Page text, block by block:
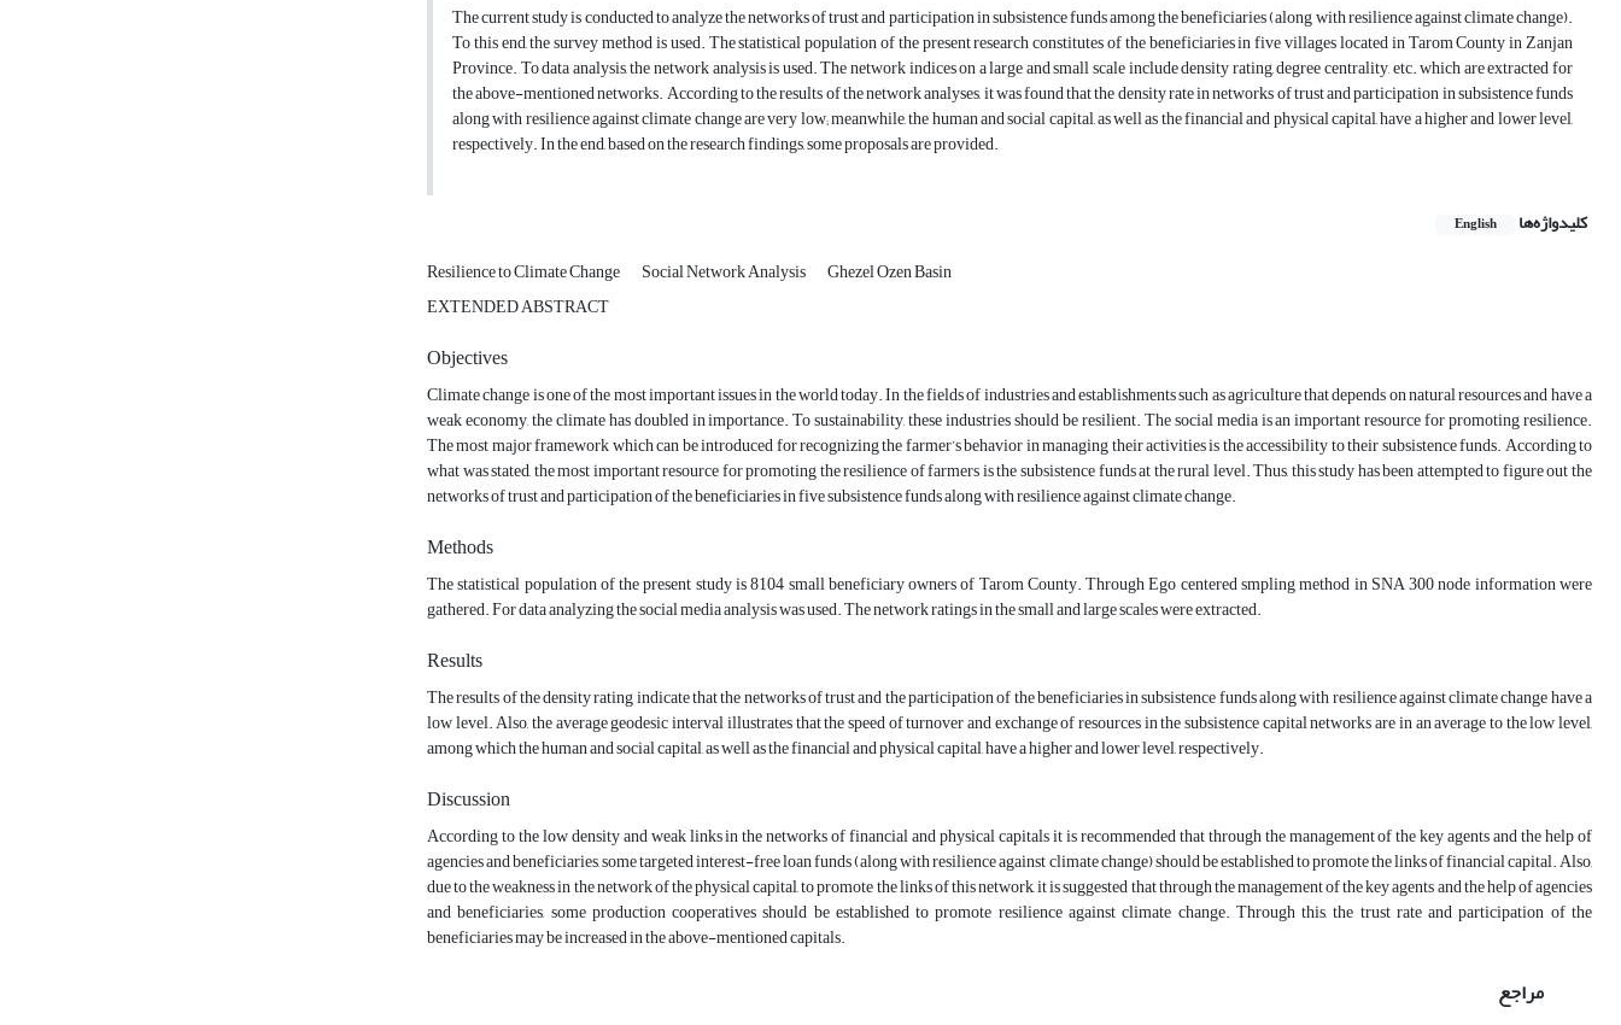
The current study is conducted to analyze the networks of trust and participation in subsistence funds among the beneficiaries (along with resilience against climate change).
To this end, the survey method is used. The statistical population of the present research constitutes of the beneficiaries in five villages located in Tarom County in Zanjan
Province. To data analysis, the network analysis is used. The network indices on a large and small scale include density rating, degree centrality, etc. which are extracted for
the above-mentioned networks. According to the results of the network analyses, it was found that the density rate in networks of trust and participation in subsistence funds
along with resilience against climate change are very low; meanwhile, the human and social capital, as well as the financial and physical capital, have a higher and lower level,
respectively. In the end, based on the research findings, some proposals are provided.
کلیدواژه‌ها English
Resilience to Climate Change Social Network Analysis
Ghezel Ozen Basin
EXTENDED ABSTRACT
Objectives
Climate change is one of the most important issues in the world today. In the fields of industries and establishments such as agriculture that depends on natural resources and have a
weak economy, the climate has doubled in importance. To sustainability, these industries should be resilient. The social media is an important resource for promoting resilience.
The most major framework which can be introduced for recognizing the farmer’s behavior in managing their activities is the accessibility to their subsistence funds. According to
what was stated, the most important resource for promoting the resilience of farmers is the subsistence funds at the rural level. Thus, this study has been attempted to figure out the
networks of trust and participation of the beneficiaries in five subsistence funds along with resilience against climate change.
Methods
The statistical population of the present study is 8104 small beneficiary owners of Tarom County. Through Ego centered smpling method in SNA 300 node information were
gathered. For data analyzing the social media analysis was used. The network ratings in the small and large scales were extracted.
Results
The results of the density rating indicate that the networks of trust and the participation of the beneficiaries in subsistence funds along with resilience against climate change have a
low level. Also, the average geodesic interval illustrates that the speed of turnover and exchange of resources in the subsistence capital networks are in an average to the low level,
among which the human and social capital, as well as the financial and physical capital, have a higher and lower level, respectively.
Discussion
According to the low density and weak links in the networks of financial and physical capitals it is recommended that through the management of the key agents and the help of
agencies and beneficiaries, some targeted interest-free loan funds (along with resilience against climate change) should be established to promote the links of financial capital. Also,
due to the weakness in the network of the physical capital, to promote the links of this network, it is suggested that through the management of the key agents and the help of agencies
and beneficiaries, some production cooperatives should be established to promote resilience against climate change. Through this, the trust rate and participation of the
beneficiaries may be increased in the above-mentioned capitals.
مراجع